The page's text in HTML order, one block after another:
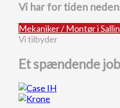
Vi har for tiden
Mekaniker / Montør i
Vi tilbyder
Et spændende